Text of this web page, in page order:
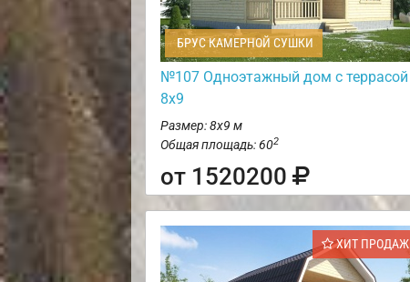
БРУС КАМЕРНОЙ СУШКИ
№107 Одноэтажный дом с террасой
8х9
Размер: 8х9 м
Общая площадь: 602
от 1520200
ХИТ ПРОДАЖ